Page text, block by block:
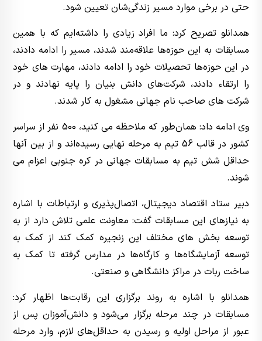
حتی در برخی موارد مسیر زندگی‌شان تعیین شود.
همدانلو تصریح کرد: ما افراد زیادی را داشته‌ایم که با همین
مسابقات به این حوزه‌ها علاقه‌مند شدند، مسیر را ادامه دادند،
در این حوزه‌ها تحصیلات خود را ادامه دادند، مهارت های خود
را ارتقاء دادند، شرکت‌های دانش بنیان را پایه نهادند و در
شرکت های صاحب نام جهانی مشغول به کار شدند.
وی ادامه داد: همان‌طور که ملاحظه می کنید، 500 نفر از سراسر
کشور در قالب 56 تیم به مرحله نهایی رسیده‌اند و از بین آنها
حداقل شش تیم به مسابقات جهانی در کره جنوبی اعزام می
شوند.
دبیر ستاد اقتصاد دیجیتال، اتصال‌پذیری و ارتباطات با اشاره
به نیازهای این مسابقات گفت: معاونت علمی تلاش دارد از به
توسعه بخش های مختلف این زنجیره کمک کند از کمک به
توسعه آزمایشگاه‌ها و کارگاه‌ها در مدارس گرفته تا کمک به
ساخت ربات در مراکز دانشگاهی و صنعتی.
همدانلو با اشاره به روند برگزاری این رقابت‌ها اظهار کرد:
مسابقات در چند مرحله برگزار می‌شود و دانش‌آموزان پس از
عبور از مراحل اولیه و رسیدن به حداقل‌های لازم، وارد مرحله